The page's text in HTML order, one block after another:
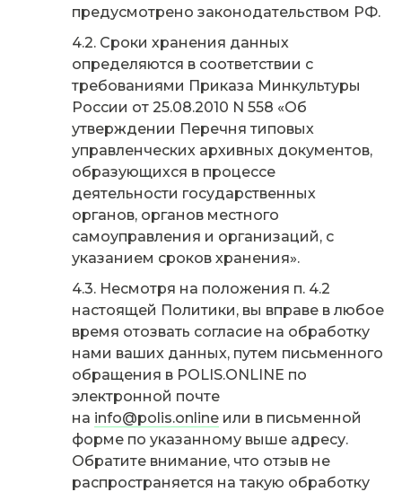
предусмотрено законодательством РФ.
Сроки хранения данных
определяются в соответствии с
требованиями Приказа Минкультуры
России от 25.08.2010 N 558 «Об
утверждении Перечня типовых
управленческих архивных документов,
образующихся в процессе
деятельности государственных
органов, органов местного
самоуправления и организаций, с
указанием сроков хранения».
Несмотря на положения п. 4.2
настоящей Политики, вы вправе в любое
время отозвать согласие на обработку
нами ваших данных, путем письменного
обращения в POLIS.ONLINE по
электронной почте
на info@polis.online или в письменной
форме по указанному выше адресу.
Обратите внимание, что отзыв не
распространяется на такую обработку